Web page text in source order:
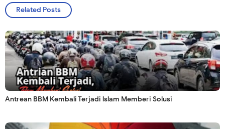
Related Posts
Antrean BBM Kembali Terjadi lslam Memberi Solusi